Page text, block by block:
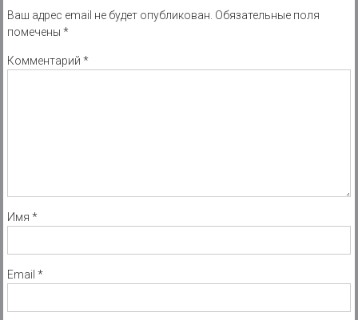
Ваш адрес email не будет опубликован. Обязательные поля
помечены *
Комментарий *
Имя *
Email *